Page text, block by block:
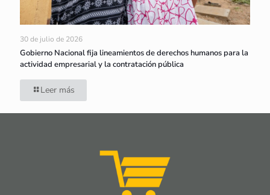
30 de julio de 2026
Gobierno Nacional fija lineamientos de derechos humanos para la
actividad empresarial y la contratación pública
Leer más